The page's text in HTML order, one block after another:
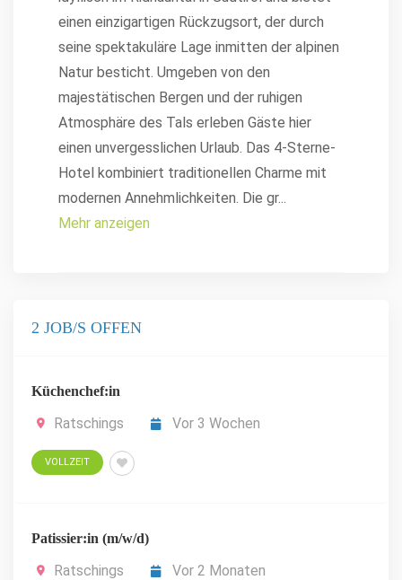
einen einzigartigen Rückzugsort, der durch
seine spektakuläre Lage inmitten der alpinen
Natur besticht. Umgeben von den
majestätischen Bergen und der ruhigen
Atmosphäre des Tals erleben Gäste hier
einen unvergesslichen Urlaub. Das 4-Sterne-
Hotel kombiniert traditionellen Charme mit
modernen Annehmlichkeiten. Die gr...
Mehr anzeigen
2 JOB/S OFFEN
Küchenchef:in
Ratschings Vor 3 Wochen
VOLLZEIT
Patissier:in (m/w/d)
Ratschings Vor 2 Monaten